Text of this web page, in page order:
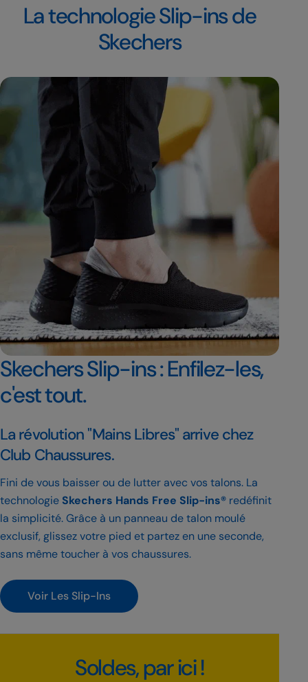
vente
vente
La technologie Slip-ins de
Skechers
Skechers Slip-ins : Enfilez-les,
c'est tout.
La révolution "Mains Libres" arrive chez
Club Chaussures.
Fini de vous baisser ou de lutter avec vos talons. La
technologie Skechers Hands Free Slip-ins® redéfinit
la simplicité. Grâce à un panneau de talon moulé
exclusif, glissez votre pied et partez en une seconde,
sans même toucher à vos chaussures.
Voir Les Slip-Ins
Soldes, par ici !